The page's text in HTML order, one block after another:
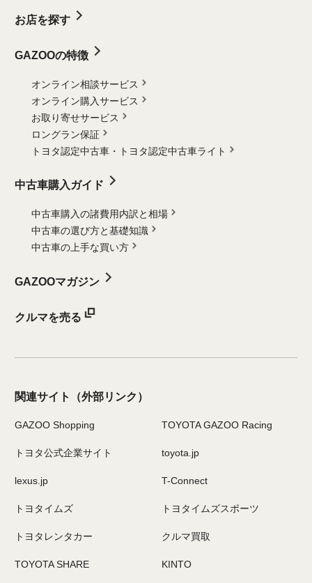
お店を探す
GAZOOの特徴
オンライン相談サービス
オンライン購入サービス
お取り寄せサービス
ロングラン保証
トヨタ認定中古車・
トヨタ認定中古車ライト
中古車購入ガイド
中古車購入の諸費用内訳と相場
中古車の選び方と基礎知識
中古車の上手な買い方
GAZOOマガジン
クルマを売る
関連サイト （外部リンク）
GAZOO Shopping TOYOTA GAZOO Racing
トヨタ公式企業サイト toyota.jp
lexus.jp T-Connect
トヨタイムズ トヨタイムズスポーツ
トヨタレンタカー クルマ買取
TOYOTA SHARE KINTO